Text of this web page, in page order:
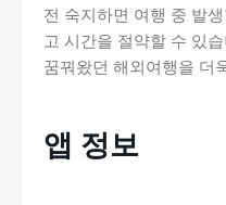
전 숙지하면 여행 중 발
고 시간을 절약할 수 있
꿈꿔왔던 해외여행을 더
앱 정보